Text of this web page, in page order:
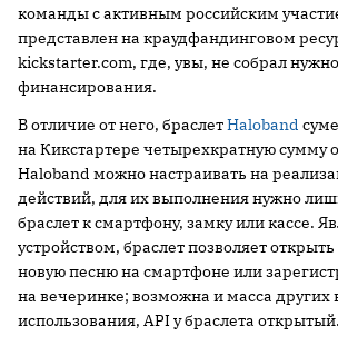
команды с активным российским
представлен на краудфандинговом
kickstarter.com, где, увы, не собрал
финансирования.
В отличие от него, браслетHaloband
на Кикстартере четырехкратную сумму
Haloband можно настраивать на
действий, для их выполнения нужно
браслет к смартфону, замку или кассе.
устройством, браслет позволяет
новую песню на смартфоне или
на вечеринке; возможна и масса других
использования, API у браслета открытый.